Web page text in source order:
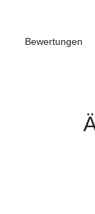
Bewertungen